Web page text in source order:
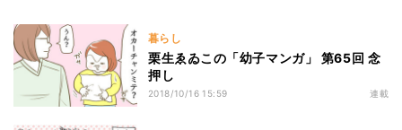
暮らし
栗生ゑゐこの「幼子マンガ」 第65回 念
押し
2018/10/16 15:59 連載